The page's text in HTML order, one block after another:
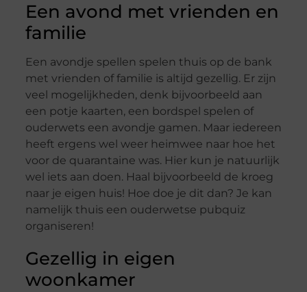
Een avond met vrienden en
familie
Een avondje spellen spelen thuis op de bank
met vrienden of familie is altijd gezellig. Er zijn
veel mogelijkheden, denk bijvoorbeeld aan
een potje kaarten, een bordspel spelen of
ouderwets een avondje gamen. Maar iedereen
heeft ergens wel weer heimwee naar hoe het
voor de quarantaine was. Hier kun je natuurlijk
wel iets aan doen. Haal bijvoorbeeld de kroeg
naar je eigen huis! Hoe doe je dit dan? Je kan
namelijk thuis een ouderwetse pubquiz
organiseren!
Gezellig in eigen
woonkamer